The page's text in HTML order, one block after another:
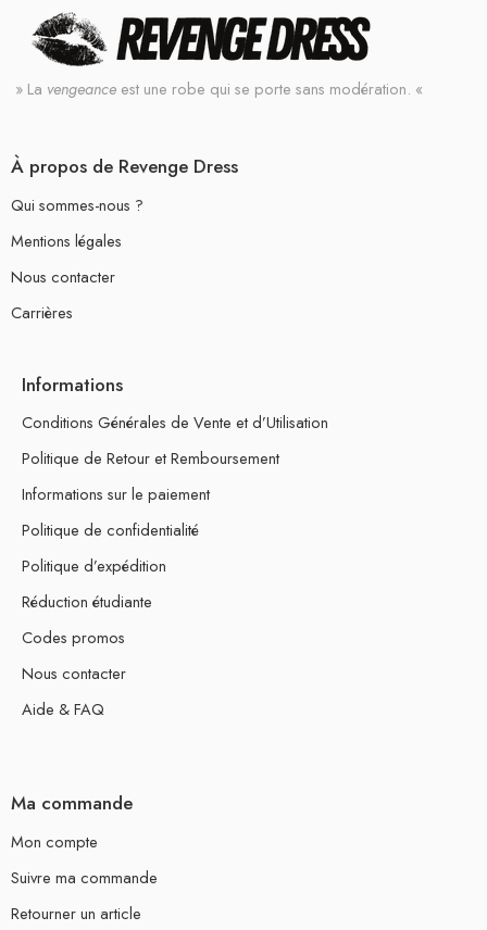
» La vengeance est une robe qui se porte sans modération. «
À propos de Revenge Dress
Qui sommes-nous ?
Mentions légales
Nous contacter
Carrières
Informations
Conditions Générales de Vente et d’Utilisation
Politique de Retour et Remboursement
Informations sur le paiement
Politique de confidentialité
Politique d’expédition
Réduction étudiante
Codes promos
Nous contacter
Aide & FAQ
Ma commande
Mon compte
Suivre ma commande
Retourner un article